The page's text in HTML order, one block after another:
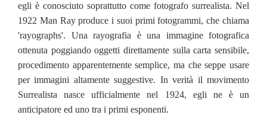
egli è conosciuto soprattutto come fotografo surrealista. Nel
1922 Man Ray produce i suoi primi fotogrammi, che chiama
'rayographs'. Una rayografia è una immagine fotografica
ottenuta poggiando oggetti direttamente sulla carta sensibile,
procedimento apparentemente semplice, ma che seppe usare
per immagini altamente suggestive. In verità il movimento
Surrealista nasce ufficialmente nel 1924, egli ne è un
anticipatore ed uno tra i primi esponenti.